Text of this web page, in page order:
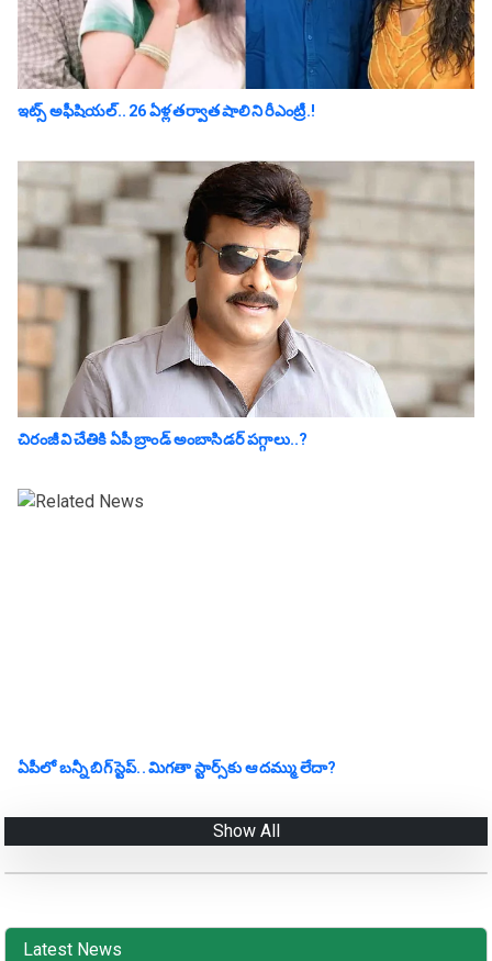
ఇట్స్ అఫీషియ‌ల్‌.. 26 ఏళ్ల తర్వాత షాలిని రీఎంట్రీ.!
చిరంజీవి చేతికి ఏపీ బ్రాండ్ అంబాసిడర్ పగ్గాలు..?
ఏపీలో బ‌న్నీ బిగ్ స్టెప్‌.. మిగ‌తా స్టార్స్‌కు ఆ ద‌మ్ము లేదా?
Show All
Latest News